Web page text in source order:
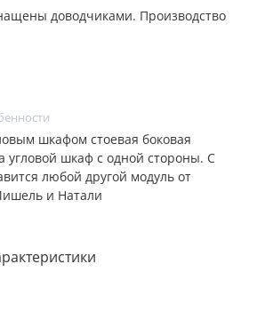
доводчиками. Производство
шкафом стоевая боковая
угловой шкаф с одной стороны. С
любой другой модуль от
и Натали